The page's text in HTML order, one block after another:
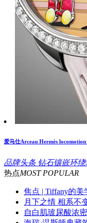
爱马仕Arceau Hermès
品牌头条 钻石镶嵌环
热点MOST POPULAR
焦点 | Tiffany的
月下之情 相系不
自白肌玻尿酸浓